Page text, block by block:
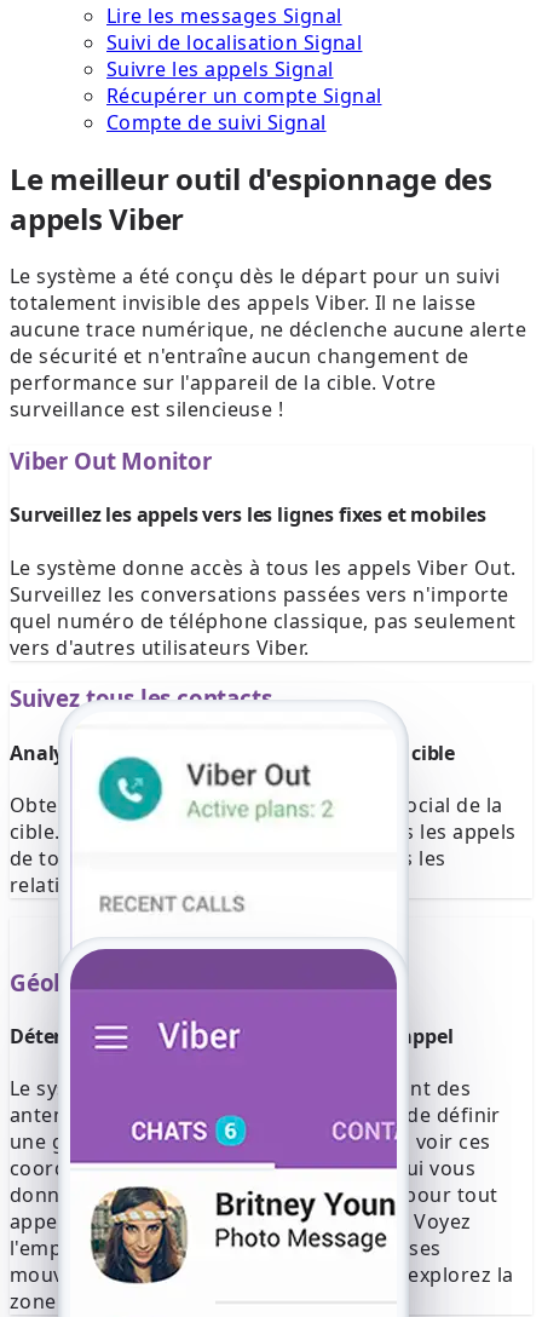
Lire les messages Signal
Suivi de localisation Signal
Suivre les appels Signal
Récupérer un compte Signal
Compte de suivi Signal
Le meilleur outil d'espionnage des
appels Viber
Le système a été conçu dès le départ pour un suivi
totalement invisible des appels Viber. Il ne laisse
aucune trace numérique, ne déclenche aucune alerte
de sécurité et n'entraîne aucun changement de
performance sur l'appareil de la cible. Votre
surveillance est silencieuse !
Viber Out Monitor
Surveillez les appels vers les lignes fixes et mobiles
Le système donne accès à tous les appels Viber Out.
Surveillez les conversations passées vers n'importe
quel numéro de téléphone classique, pas seulement
vers d'autres utilisateurs Viber.
Suivez tous les contacts
Analysez la liste complète des appels de la cible
Obtenez une image complète du cercle social de la
cible. Cette fonctionnalité enregistre tous les appels
de tous les contacts, révélant ainsi toutes les
relations clés.
Géolocalisation
Déterminez la géolocalisation exacte de l'appel
Le système triangule les signaux provenant des
antennes-relais et des réseaux Wi-Fi afin de définir
une géolocalisation précise. Vous pouvez voir ces
coordonnées sur une carte satellite, ce qui vous
donne une précision au niveau de la rue pour tout
appel depuis la console de la plateforme. Voyez
l'emplacement exact de l'appareil, suivez ses
mouvements pendant la conversation et explorez la
zone.